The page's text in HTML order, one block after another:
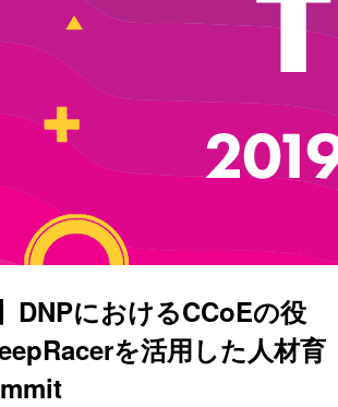
DNPにおけるCCoEの役
を活用した人材育